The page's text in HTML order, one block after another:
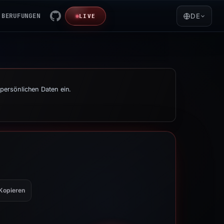
BERUFUNGEN LIVE DE
Daten ein.